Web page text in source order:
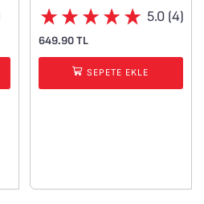
5.0 (4)
649.90 TL
SEPETE EKLE